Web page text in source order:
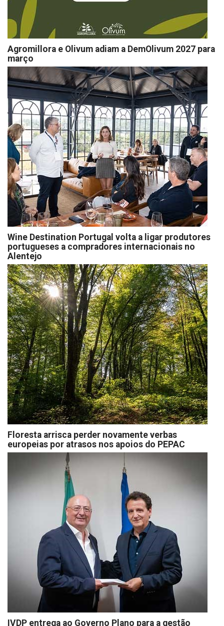
Agromillora e Olivum adiam a DemOlivum 2027 para
março
Wine Destination Portugal volta a ligar produtores
portugueses a compradores internacionais no
Alentejo
Floresta arrisca perder novamente verbas
europeias por atrasos nos apoios do PEPAC
IVDP entrega ao Governo Plano para a gestão